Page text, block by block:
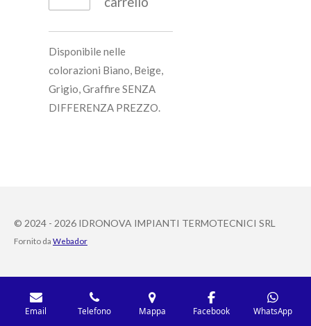
Disponibile nelle
colorazioni Biano, Beige,
Grigio, Graffire SENZA
DIFFERENZA PREZZO.
© 2024 - 2026 IDRONOVA IMPIANTI TERMOTECNICI SRL
Fornito da Webador
Email Telefono Mappa Facebook WhatsApp